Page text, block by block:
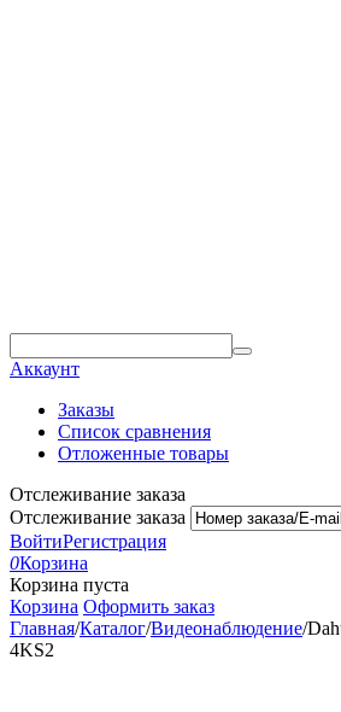
Аккаунт
Заказы
Список сравнения
Отложенные товары
Отслеживание заказа
Отслеживание заказа
ВойтиРегистрация
0Корзина
Корзина пуста
Корзина Оформить заказ
Главная/Каталог/Видеонаблюдение/
4KS2